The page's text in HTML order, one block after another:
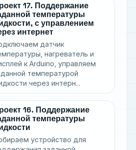
17. Поддержание
температуры
с управлением
интернет
датчик
нагреватель и
к Arduino, управляем
температурой
через интерн...
16. Поддержание
температуры
устройство для